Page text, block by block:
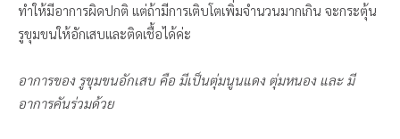
ทำให้มีอาการผิดปกติ แต่ถ้ามีการเติบโตเพิ่มจำนวนมากเกิน จะกระตุ้น
รูขุมขนให้อักเสบและติดเชื้อได้ค่ะ
อาการของ รูขุมขนอักเสบ คือ มีเป็นตุ่มนูนแดง ตุ่มหนอง และ มี
อาการคันร่วมด้วย